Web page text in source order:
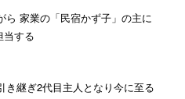
ら 家業の「民宿かず子」の主に
当する
き継ぎ2代目主人となり今に至る